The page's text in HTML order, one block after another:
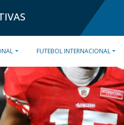
FUTEBOL INTERNACIONAL